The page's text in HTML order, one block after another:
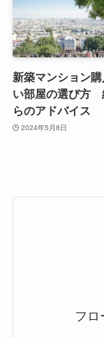
新築マンション
い部屋の選び方
らのアドバイス
2024年5月8日
フロ